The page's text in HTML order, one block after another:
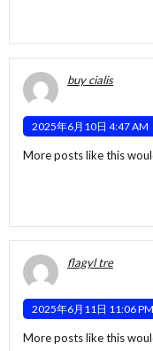
buy cialis
2025年6月10日 4:47 AM
More posts like this
flagyl tre
2025年6月11日 11:06 PM
More posts like this